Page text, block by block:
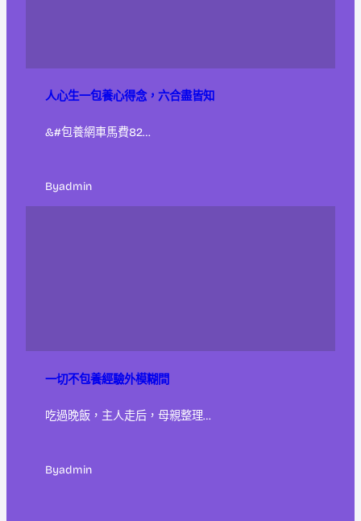
人心生一包養心得念，六合盡皆知
&#包養網車馬費82…
Byadmin
一切不包養經驗外模糊間
吃過晚飯，主人走后，母親整理…
Byadmin